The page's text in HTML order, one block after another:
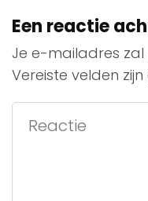
Een reactie
Je e-mailadres
Vereiste velden